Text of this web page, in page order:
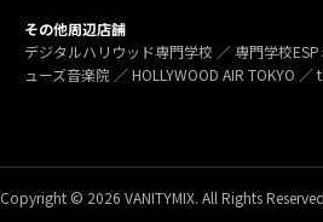
その他周辺店舗
デジタルハリウッド専門学校 ／ 専門学校
ューズ音楽院 ／ HOLLYWOOD AIR TOKYO
Copyright © 2026 VANITYMIX. All Rights